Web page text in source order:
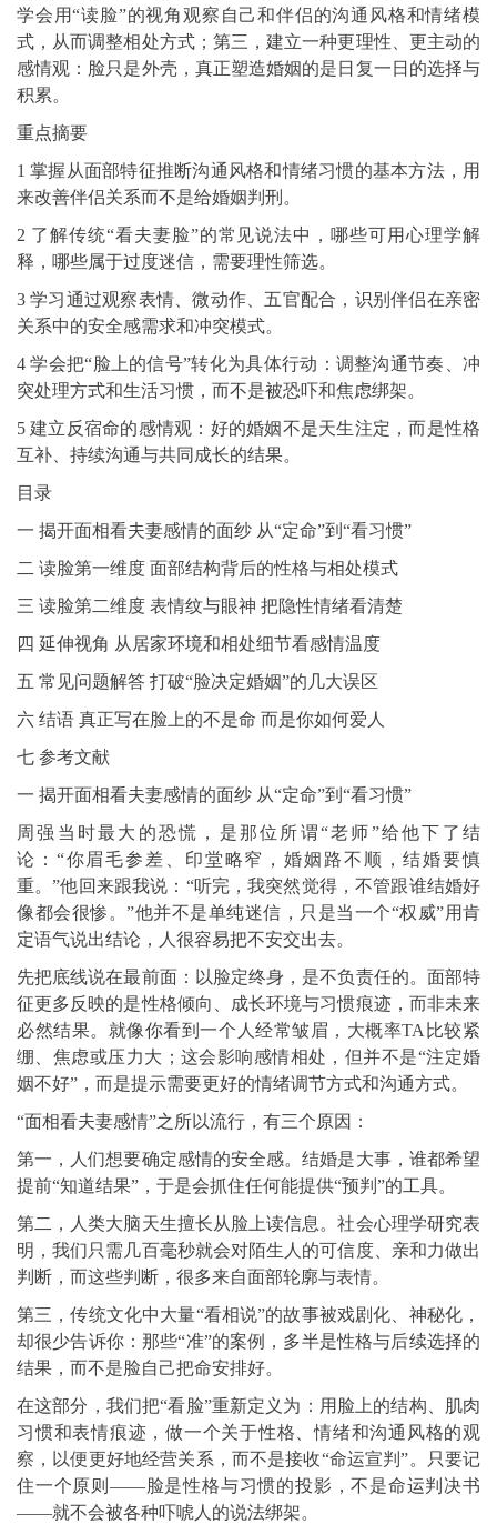
学会用“读脸”的视角观察自己和伴侣的沟通风格和情绪模
式，从而调整相处方式；第三，建立一种更理性、更主动的
感情观：脸只是外壳，真正塑造婚姻的是日复一日的选择与
积累。
重点摘要
1 掌握从面部特征推断沟通风格和情绪习惯的基本方法，用
来改善伴侣关系而不是给婚姻判刑。
2 了解传统“看夫妻脸”的常见说法中，哪些可用心理学解
释，哪些属于过度迷信，需要理性筛选。
3 学习通过观察表情、微动作、五官配合，识别伴侣在亲密
关系中的安全感需求和冲突模式。
4 学会把“脸上的信号”转化为具体行动：调整沟通节奏、冲
突处理方式和生活习惯，而不是被恐吓和焦虑绑架。
5 建立反宿命的感情观：好的婚姻不是天生注定，而是性格
互补、持续沟通与共同成长的结果。
目录
一 揭开面相看夫妻感情的面纱 从“定命”到“看习惯”
二 读脸第一维度 面部结构背后的性格与相处模式
三 读脸第二维度 表情纹与眼神 把隐性情绪看清楚
四 延伸视角 从居家环境和相处细节看感情温度
五 常见问题解答 打破“脸决定婚姻”的几大误区
六 结语 真正写在脸上的不是命 而是你如何爱人
七 参考文献
一 揭开面相看夫妻感情的面纱 从“定命”到“看习惯”
周强当时最大的恐慌，是那位所谓“老师”给他下了结
论：“你眉毛参差、印堂略窄，婚姻路不顺，结婚要慎
重。”他回来跟我说：“听完，我突然觉得，不管跟谁结婚好
像都会很惨。”他并不是单纯迷信，只是当一个“权威”用肯
定语气说出结论，人很容易把不安交出去。
先把底线说在最前面：以脸定终身，是不负责任的。面部特
征更多反映的是性格倾向、成长环境与习惯痕迹，而非未来
必然结果。就像你看到一个人经常皱眉，大概率TA比较紧
绷、焦虑或压力大；这会影响感情相处，但并不是“注定婚
姻不好”，而是提示需要更好的情绪调节方式和沟通方式。
“面相看夫妻感情”之所以流行，有三个原因：
第一，人们想要确定感情的安全感。结婚是大事，谁都希望
提前“知道结果”，于是会抓住任何能提供“预判”的工具。
第二，人类大脑天生擅长从脸上读信息。社会心理学研究表
明，我们只需几百毫秒就会对陌生人的可信度、亲和力做出
判断，而这些判断，很多来自面部轮廓与表情。
第三，传统文化中大量“看相说”的故事被戏剧化、神秘化，
却很少告诉你：那些“准”的案例，多半是性格与后续选择的
结果，而不是脸自己把命安排好。
在这部分，我们把“看脸”重新定义为：用脸上的结构、肌肉
习惯和表情痕迹，做一个关于性格、情绪和沟通风格的观
察，以便更好地经营关系，而不是接收“命运宣判”。只要记
住一个原则——脸是性格与习惯的投影，不是命运判决书
——就不会被各种吓唬人的说法绑架。